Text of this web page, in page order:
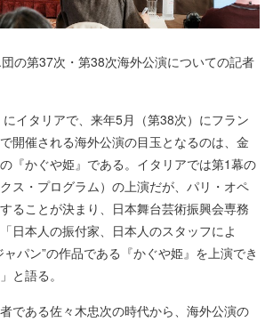
の第37次・第38次海外公演についての記者
イタリアで、来年5月（第38次）にフラン
開催される海外公演の目玉となるのは、金
『かぐや姫』である。イタリアでは第1幕の
ス・プログラム）の上演だが、パリ・オペ
ることが決まり、日本舞台芸術振興会専務
日本人の振付家、日本人のスタッフによ
パン”の作品である『かぐや姫』を上演でき
と語る。
である佐々木忠次の時代から、海外公演の